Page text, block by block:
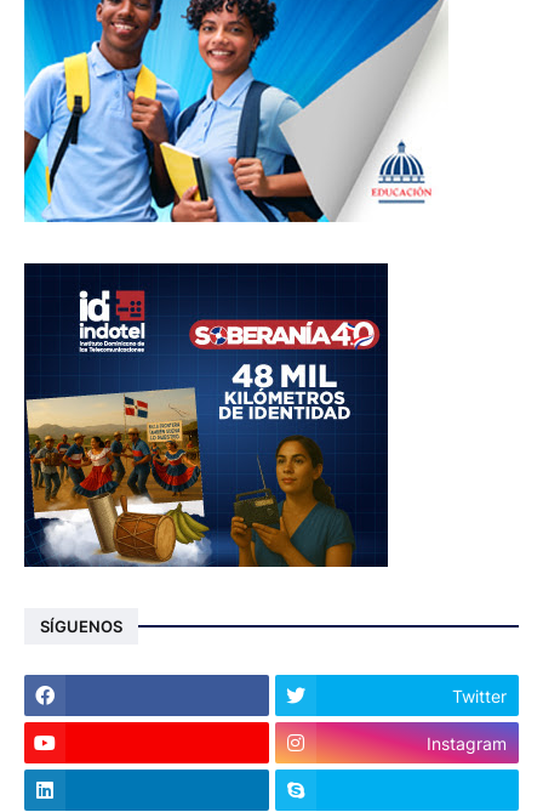
SÍGUENOS
Twitter
Instagram